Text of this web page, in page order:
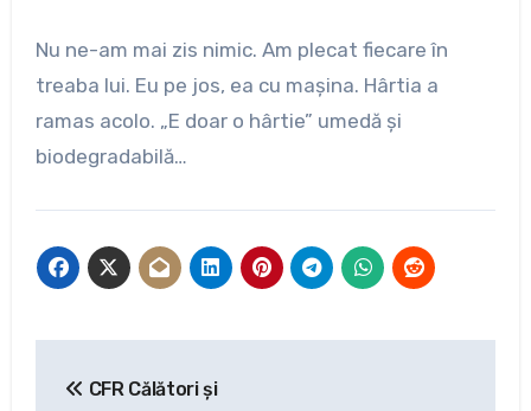
Nu ne-am mai zis nimic. Am plecat fiecare în
treaba lui. Eu pe jos, ea cu mașina. Hârtia a
ramas acolo. „E doar o hârtie” umedă și
biodegradabilă…
CFR Călători și